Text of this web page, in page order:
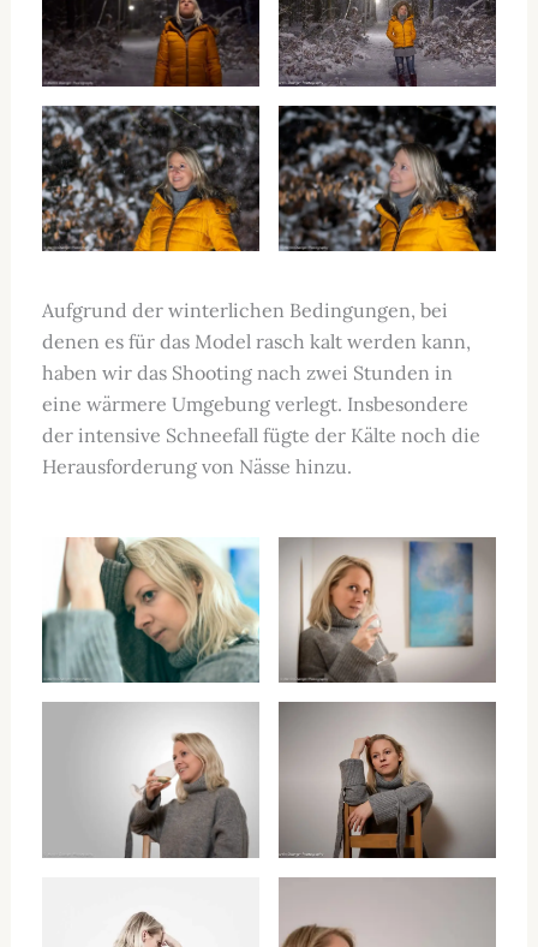
Aufgrund der winterlichen Bedingungen, bei
denen es für das Model rasch kalt werden kann,
haben wir das Shooting nach zwei Stunden in
eine wärmere Umgebung verlegt. Insbesondere
der intensive Schneefall fügte der Kälte noch die
Herausforderung von Nässe hinzu.